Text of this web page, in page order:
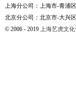
上海分公司：上海市-青浦
北京分公司：北京市-大兴
© 2006 - 2019 上海艺虎文